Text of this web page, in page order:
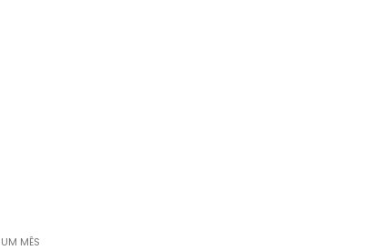
MÊS